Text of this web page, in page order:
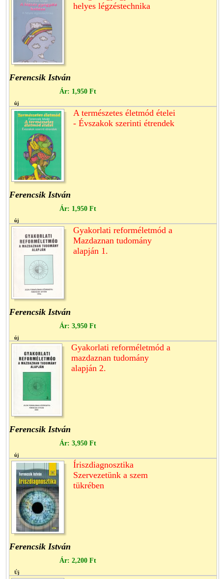
helyes légzéstechnika
Ferencsik István
Ár: 1,950 Ft
új
A természetes életmód ételei
- Évszakok szerinti étrendek
Ferencsik István
Ár: 1,950 Ft
új
Gyakorlati reforméletmód a
Mazdaznan tudomány
alapján 1.
Ferencsik István
Ár: 3,950 Ft
új
Gyakorlati reforméletmód a
mazdaznan tudomány
alapján 2.
Ferencsik István
Ár: 3,950 Ft
új
Íriszdiagnosztika
Szervezetünk a szem
tükrében
Ferencsik István
Ár: 2,200 Ft
Új